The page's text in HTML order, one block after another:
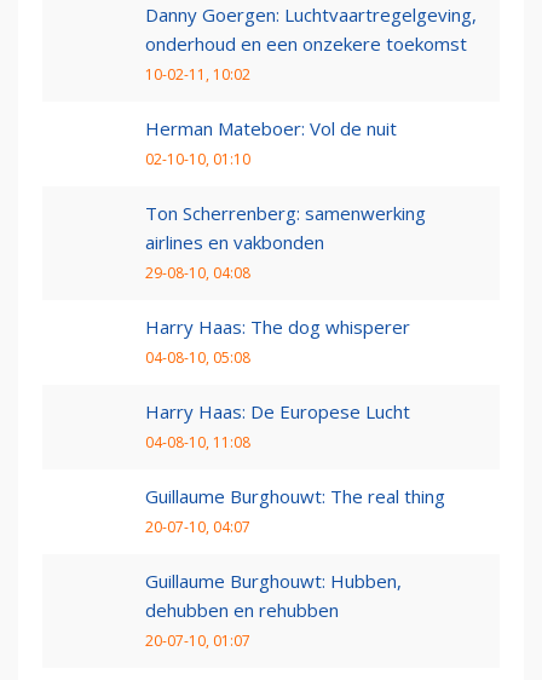
Danny Goergen: Luchtvaartregelgeving,
onderhoud en een onzekere toekomst
10-02-11, 10:02
Herman Mateboer: Vol de nuit
02-10-10, 01:10
Ton Scherrenberg: samenwerking
airlines en vakbonden
29-08-10, 04:08
Harry Haas: The dog whisperer
04-08-10, 05:08
Harry Haas: De Europese Lucht
04-08-10, 11:08
Guillaume Burghouwt: The real thing
20-07-10, 04:07
Guillaume Burghouwt: Hubben,
dehubben en rehubben
20-07-10, 01:07